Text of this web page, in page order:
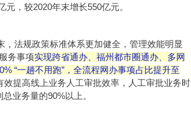
，较2020年末增长550亿元。
，法规政策标准体系更加健全，管理效能明显
务事项实现跨省通办、福州都市圈通办、多网
“一趟不用跑”，全流程网办事项占比提升至
效提高线上业务人工审批效率，人工审批业务时
业务量的90%以上。